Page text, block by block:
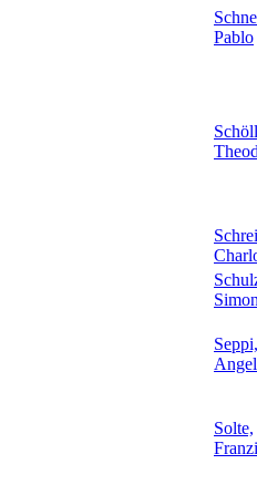
Pablo
Seppi,
Solte,